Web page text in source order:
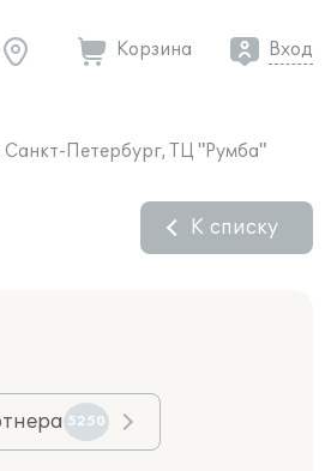
Корзина Вход
Санкт-Петербург, ТЦ "Румба"
К списку
5250